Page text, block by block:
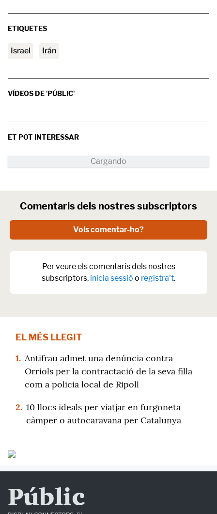
ETIQUETES
Israel Irán
VÍDEOS DE 'PÚBLIC'
ET POT INTERESSAR
Comentaris dels nostres subscriptors
Vols comentar-ho?
Per veure els comentaris dels nostres
subscriptors, inicia sessió o registra't.
EL MÉS LLEGIT
1. Antifrau admet una denúncia contra
Orriols per la contractació de la seva filla
com a policia local de Ripoll
2. 10 llocs ideals per viatjar en furgoneta
càmper o autocaravana per Catalunya
Públic